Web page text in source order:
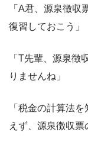
「A君、源泉徴収
復習しておこう」
「T先輩、源泉徴
りませんね」
「税金の計算法
えず、源泉徴収